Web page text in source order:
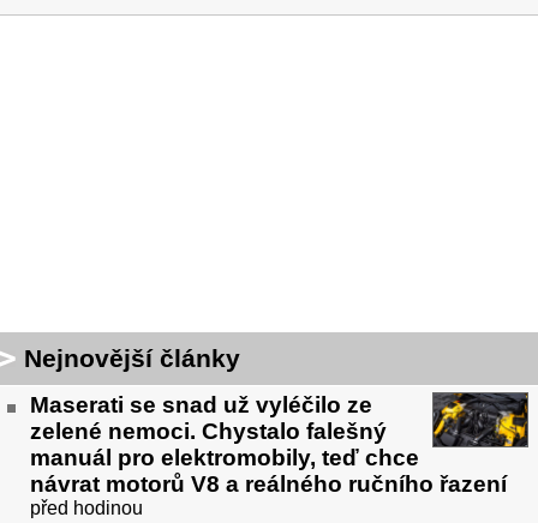
Nejnovější články
Maserati se snad už vyléčilo ze
zelené nemoci. Chystalo falešný
manuál pro elektromobily, teď chce
návrat motorů V8 a reálného ručního řazení
před hodinou